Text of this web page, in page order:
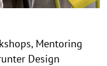
i
Mentoring
Design